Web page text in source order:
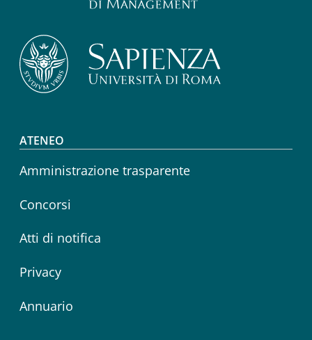
Footer menu
ATENEO
Amministrazione trasparente
Concorsi
Atti di notifica
Privacy
Annuario